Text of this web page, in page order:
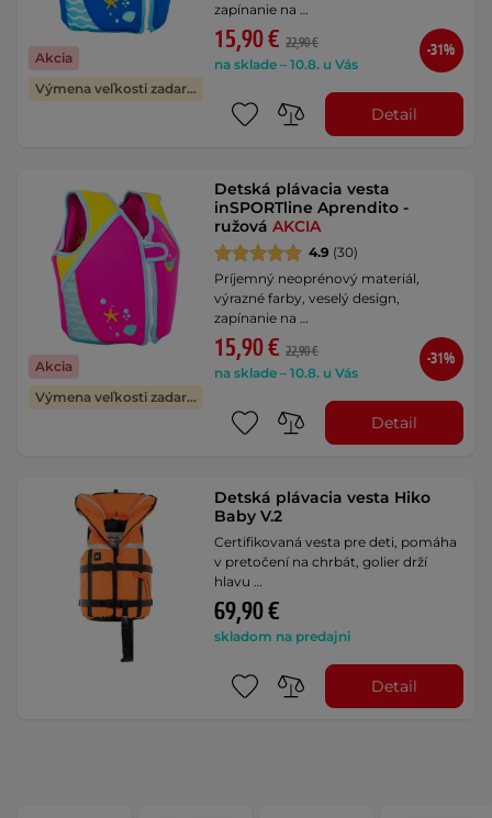
Akcia
Výmena veľkosti zadarmo
zapínanie na …
15,90 € 22,90 €
na sklade – 10.8. u Vás
-31%
Detail
Akcia
Výmena veľkosti zadarmo
Detská plávacia vesta
inSPORTline Aprendito -
ružováAKCIA
4.9 (30)
Príjemný neoprénový materiál,
výrazné farby, veselý design,
zapínanie na …
15,90 € 22,90 €
na sklade – 10.8. u Vás
-31%
Detail
Detská plávacia vesta Hiko
Baby V.2
Certifikovaná vesta pre deti, pomáha
v pretočení na chrbát, golier drží
hlavu …
69,90 €
skladom na predajni
Detail